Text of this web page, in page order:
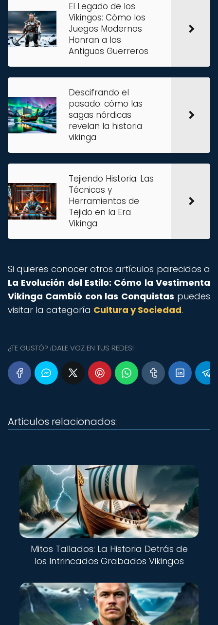
El Legado de los
Vikingos: Cómo los
Juegos Modernos
Honran a los
Antiguos Guerreros
Descifrando el
pasado: cómo las
sagas nórdicas
revelan la historia
vikinga
Tejiendo Historia: Las
Técnicas y
Herramientas de
Tejido en la Era
Vikinga
Si quieres conocer otros artículos parecidos a
La Evolución del Estilo: Cómo la Vestimenta
Vikinga Cambió con las Conquistas puedes
visitar la categoría Cultura y Sociedad.
¿TE GUSTÓ? ¡DALE VOZ EN TUS REDES!
Articulos relacionados:
Mitos Tallados: La Historia Detrás de
los Intrincados Grabados Vikingos